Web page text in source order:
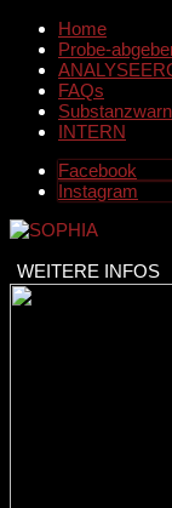
Home
Probe-
FAQs
INTERN
Facebook
Instagram
WEITERE INFOS